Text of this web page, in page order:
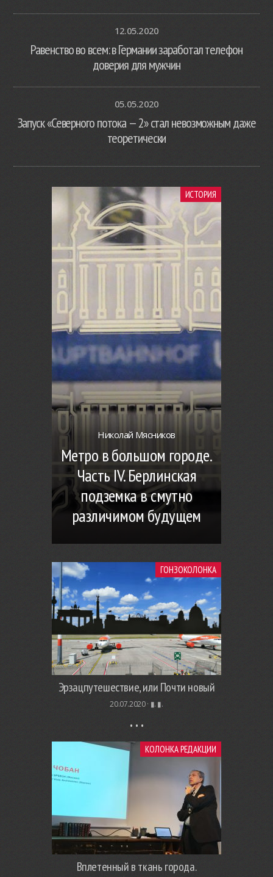
12.05.2020
Равенство во всем: в Германии заработал телефон
доверия для мужчин
05.05.2020
Запуск «Северного потока — 2» стал невозможным даже
теоретически
ИСТОРИЯ
Николай Мясников
Метро в большом городе.
Часть IV. Берлинская
подземка в смутно
различимом будущем
ГОНЗОКОЛОНКА
Эрзацпутешествие, или Почти новый
20.07.2020 · ▮. ▮.
КОЛОНКА РЕДАКЦИИ
Вплетенный в ткань города.